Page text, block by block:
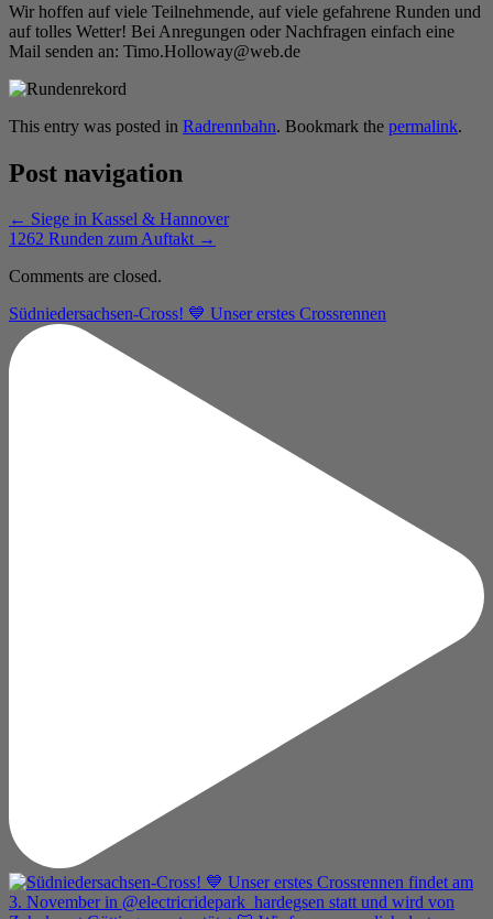
Wir hoffen auf viele Teilnehmende, auf viele gefahrene Runden und
auf tolles Wetter! Bei Anregungen oder Nachfragen einfach eine
Mail senden an: Timo.Holloway@web.de
This entry was posted in Radrennbahn. Bookmark the permalink.
Post navigation
← Siege in Kassel & Hannover
1262 Runden zum Auftakt →
Comments are closed.
Südniedersachsen-Cross! 💙 Unser erstes Crossrennen